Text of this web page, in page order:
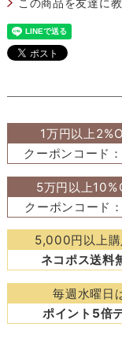
1万円以上
クーポンコード：
5万円以上
クーポンコード：
5,000円以上購
ネコポス送料
毎週水曜日
ポイント5倍